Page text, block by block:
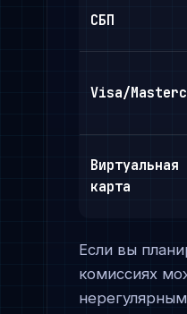
СБП
Visa/
Виртуальная
карта
Если вы
комиссиях